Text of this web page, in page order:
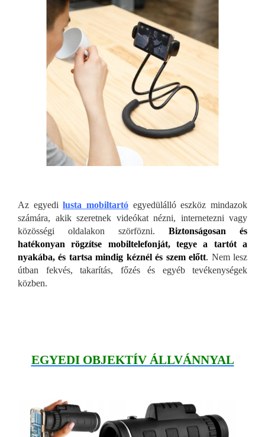
Az egyedilusta mobiltartó egyedülálló eszköz mindazok
számára, akik szeretnek videókat nézni, internetezni vagy
közösségi oldalakon szörfözni. Biztonságosan és
hatékonyan rögzítse mobiltelefonját, tegye a tartót a
nyakába, és tartsa mindig kéznél és szem előtt. Nem lesz
útban fekvés, takarítás, főzés és egyéb tevékenységek
közben.
EGYEDI OBJEKTÍV ÁLLVÁNNYAL